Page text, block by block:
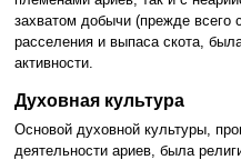
захватом добычи (прежде всего
расселения и выпаса скота,
активности.
Духовная культура
Основой духовной культуры,
деятельности ариев, была